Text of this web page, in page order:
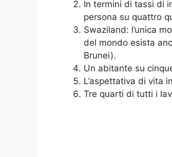
In termini di tassi di
persona su quattro
Swaziland: l’unica
del mondo esista
Brunei).
Un abitante su
L’aspettativa di vita
Tre quarti di tutti i